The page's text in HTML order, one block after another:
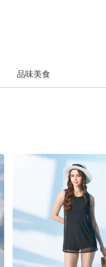
品味美食